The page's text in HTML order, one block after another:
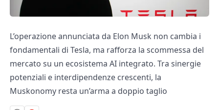
L’operazione annunciata da Elon Musk non cambia i
fondamentali di Tesla, ma rafforza la scommessa del
mercato su un ecosistema AI integrato. Tra sinergie
potenziali e interdipendenze crescenti, la
Muskonomy resta un’arma a doppio taglio